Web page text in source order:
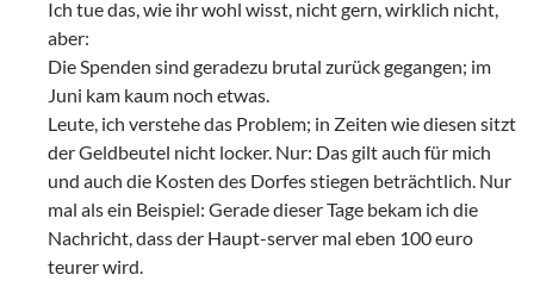
Ich tue das, wie ihr wohl wisst, nicht gern, wirklich nicht,
aber:
Die Spenden sind geradezu brutal zurück gegangen; im
Juni kam kaum noch etwas.
Leute, ich verstehe das Problem; in Zeiten wie diesen sitzt
der Geldbeutel nicht locker. Nur: Das gilt auch für mich
und auch die Kosten des Dorfes stiegen beträchtlich. Nur
mal als ein Beispiel: Gerade dieser Tage bekam ich die
Nachricht, dass der Haupt-server mal eben 100 euro
teurer wird.